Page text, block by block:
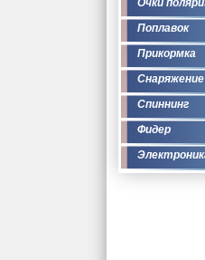
Очки
Поплавок
Прикормка
Снаряжение
Спиннинг
Фидер